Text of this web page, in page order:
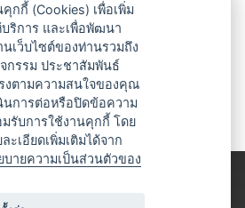
กกี้ (Cookies) เพื่อเพิ่ม
ริการ และเพื่อพัฒนา
เว็บไซต์ของท่านรวมถึง
กรรม ประชาสัมพันธ์
งตามความสนใจของคุณ
การต่อหรือปิดข้อความ
รับการใช้งานคุกกี้ โดย
ะเอียดเพิ่มเติมได้จาก
บายความเป็นส่วนตัวของ